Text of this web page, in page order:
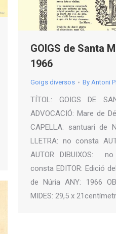
GOIGS de Santa
1966
Goigs diversos By Antoni
TÍTOL: GOIGS DE
ADVOCACIÓ: Mare de
CAPELLA: santuari de
LLETRA: no consta
AUTOR DIBUIXOS:
consta EDITOR: Edició
de Núria ANY: 1966
MIDES: 29,5 x